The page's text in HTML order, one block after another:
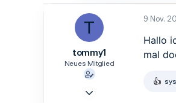
e
t
a
m
T
tommy1
Neues Mitglied
9 Nov.
Hallo
mal
R